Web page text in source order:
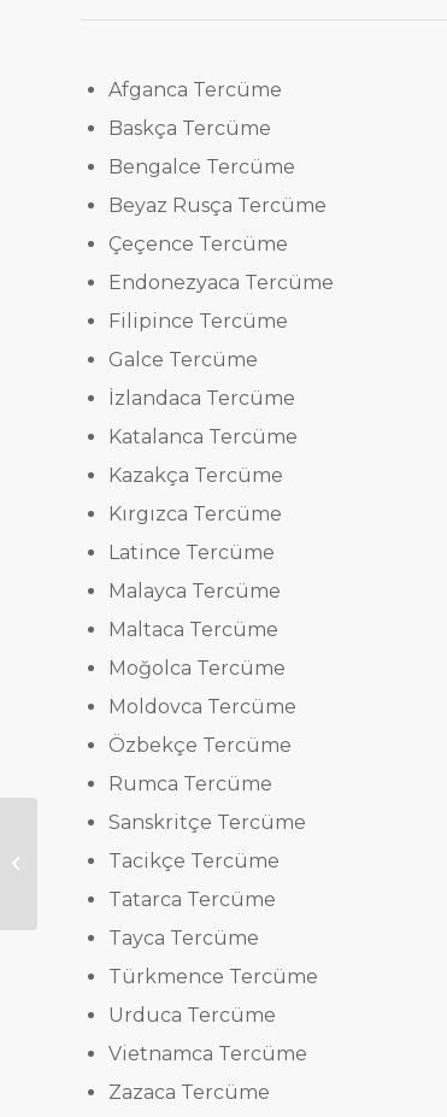
Afganca Tercüme
Baskça Tercüme
Bengalce Tercüme
Beyaz Rusça Tercüme
Çeçence Tercüme
Endonezyaca Tercüme
Filipince Tercüme
Galce Tercüme
İzlandaca Tercüme
Katalanca Tercüme
Kazakça Tercüme
Kırgızca Tercüme
Latince Tercüme
Malayca Tercüme
Maltaca Tercüme
Moğolca Tercüme
Moldovca Tercüme
Özbekçe Tercüme
Rumca Tercüme
Sanskritçe Tercüme
Tacikçe Tercüme
Tatarca Tercüme
Tayca Tercüme
Türkmence Tercüme
Urduca Tercüme
Vietnamca Tercüme
Zazaca Tercüme
Sözlü Tercüme